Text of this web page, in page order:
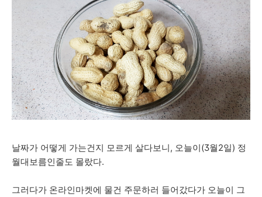
날짜가 어떻게 가는건지 모르게 살다보니, 오늘이(3월2일) 정
월대보름인줄도 몰랐다.
그러다가 온라인마켓에 물건 주문하러 들어갔다가 오늘이 그